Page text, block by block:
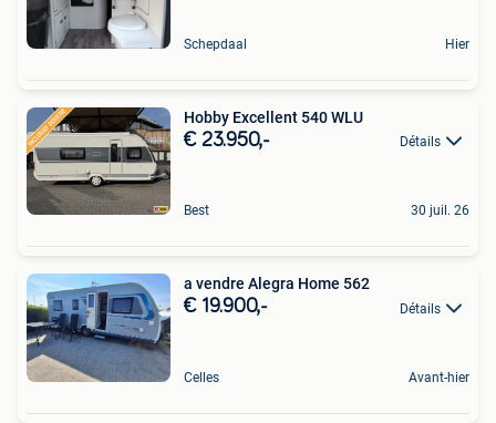
Schepdaal Hier
Hobby Excellent 540 WLU
€ 23.950,- Détails
Best 30 juil. 26
a vendre Alegra Home 562
€ 19.900,- Détails
Celles Avant-hier